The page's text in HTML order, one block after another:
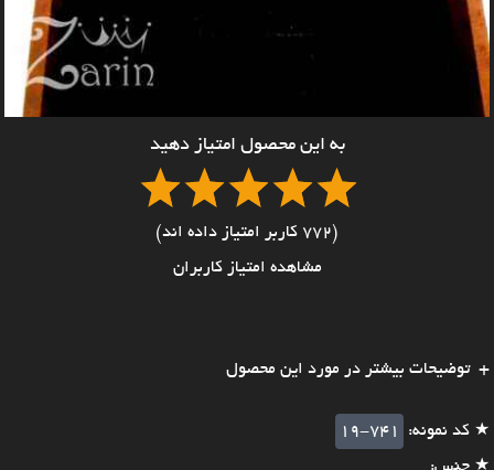
به این محصول امتیاز دهید
(772 کاربر امتیاز داده اند)
مشاهده امتیاز کاربران
توضیحات بیشتر در مورد این محصول
★ کد نمونه:
19-741